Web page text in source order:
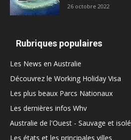
26 octobre 2022
Rubriques populaires
Les News en Australie
Découvrez le Working Holiday Visa
Les plus beaux Parcs Nationaux
Les dernières infos Whv
Australie de l'Ouest - Sauvage et isolé
Les états et les principales villes